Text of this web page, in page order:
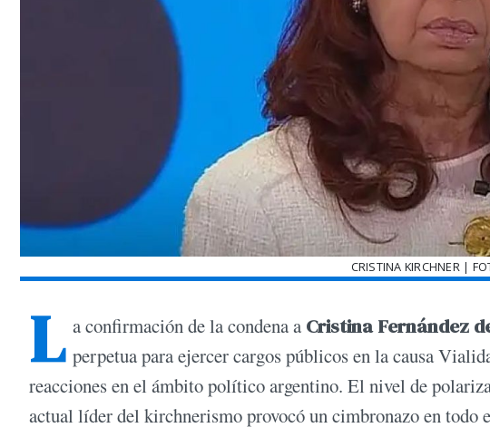
CRISTINA KIRCHNER |
L a confirmación de la condena a Cristina Fernández
perpetua para ejercer cargos públicos en la causa
reacciones en el ámbito político argentino. El nivel de
actual líder del kirchnerismo provocó un cimbronazo en todo